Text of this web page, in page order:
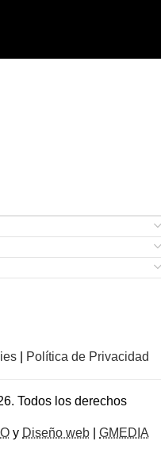
Política de Privacidad
Todos los derechos
y Diseño web GMEDIA